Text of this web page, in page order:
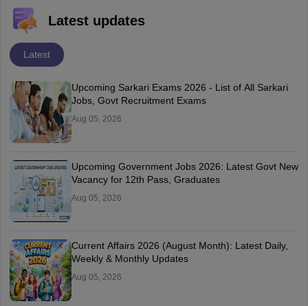
Latest updates
Latest
Upcoming Sarkari Exams 2026 - List of All Sarkari
Jobs, Govt Recruitment Exams
Aug 05, 2026
Upcoming Government Jobs 2026: Latest Govt New
Vacancy for 12th Pass, Graduates
Aug 05, 2026
Current Affairs 2026 (August Month): Latest Daily,
Weekly & Monthly Updates
Aug 05, 2026